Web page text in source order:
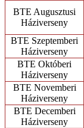
BTE Augusztusi
Háziverseny
BTE Szeptemberi
Háziverseny
BTE Októberi
Háziverseny
BTE Novemberi
Háziverseny
BTE Decemberi
Háziverseny